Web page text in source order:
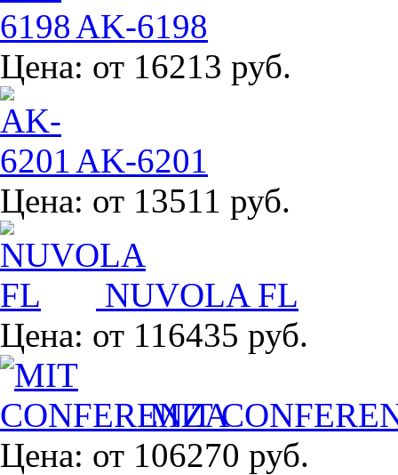
AK-6198
Цена: от 16213 руб.
AK-6201
Цена: от 13511 руб.
NUVOLA FL
Цена: от 116435 руб.
MIT
Цена: от 106270 руб.